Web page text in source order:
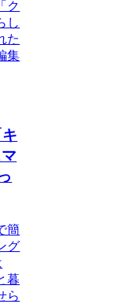
ク
し
た
集
簡
グ
暮
ら